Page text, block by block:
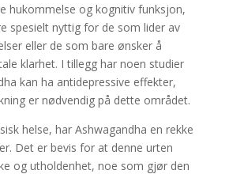
hukommelse og kognitiv funksjon,
spesielt nyttig for de som lider av
eller de som bare ønsker å
klarhet. I tillegg har noen studier
kan ha antidepressive effekter,
er nødvendig på dette området.
helse, har Ashwagandha en rekke
Det er bevis for at denne urten
og utholdenhet, noe som gjør den